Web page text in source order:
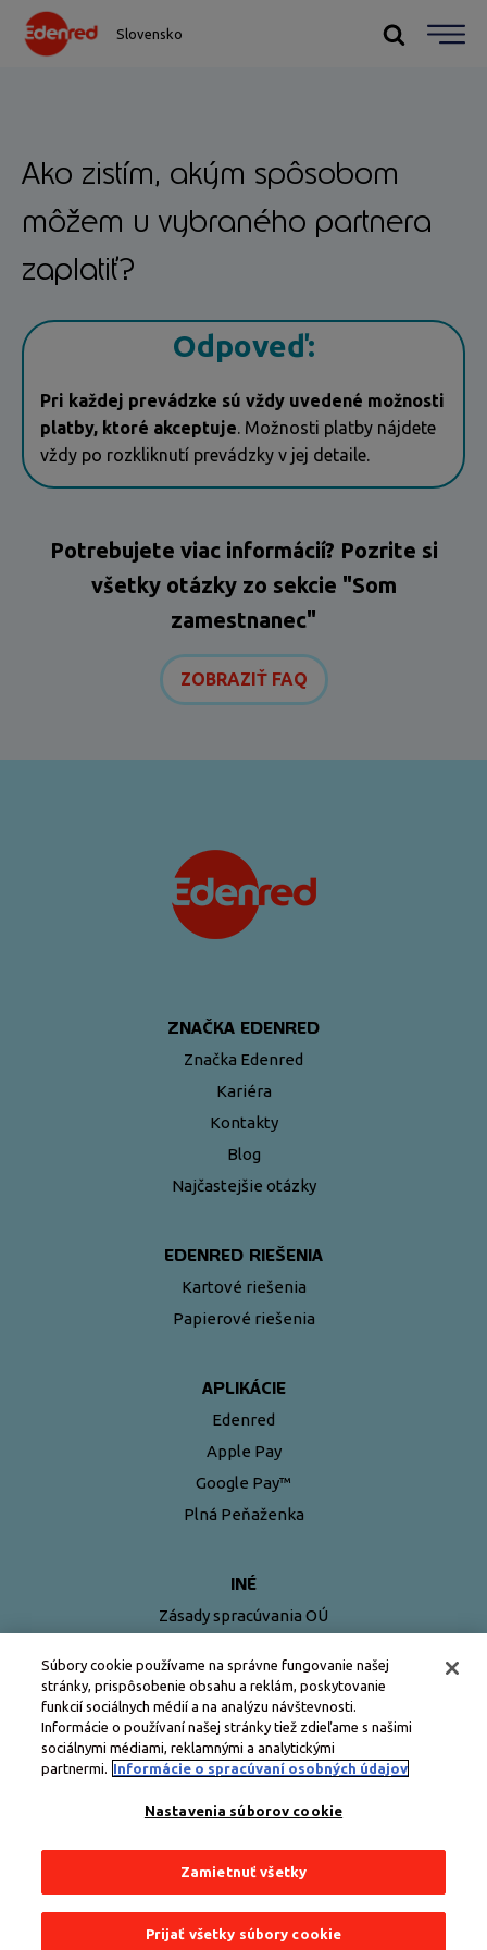
Slovensko
Ako zistím, akým spôsobom
môžem u vybraného partnera
zaplatiť?
Odpoveď:
Pri každej prevádzke sú vždy uvedené možnosti
platby, ktoré akceptuje. Možnosti platby nájdete
vždy po rozkliknutí prevádzky v jej detaile.
Potrebujete viac informácií? Pozrite si
všetky otázky zo sekcie "Som
zamestnanec"
ZOBRAZIŤ FAQ
ZNAČKA EDENRED
Značka Edenred
Kariéra
Kontakty
Blog
Najčastejšie otázky
EDENRED RIEŠENIA
Kartové riešenia
Papierové riešenia
APLIKÁCIE
Edenred
Apple Pay
Google Pay™
Plná Peňaženka
INÉ
Zásady spracúvania OÚ
Všetky práva vyhradené © Edenred Slovensko
Súbory cookie používame na správne fungovanie našej
stránky, prispôsobenie obsahu a reklám, poskytovanie
funkcií sociálnych médií a na analýzu návštevnosti.
Informácie o používaní našej stránky tiež zdieľame s našimi
sociálnymi médiami, reklamnými a analytickými
partnermi. Informácie o spracúvaní osobných údajov
Nastavenia súborov cookie
Zamietnuť všetky
Prijať všetky súbory cookie